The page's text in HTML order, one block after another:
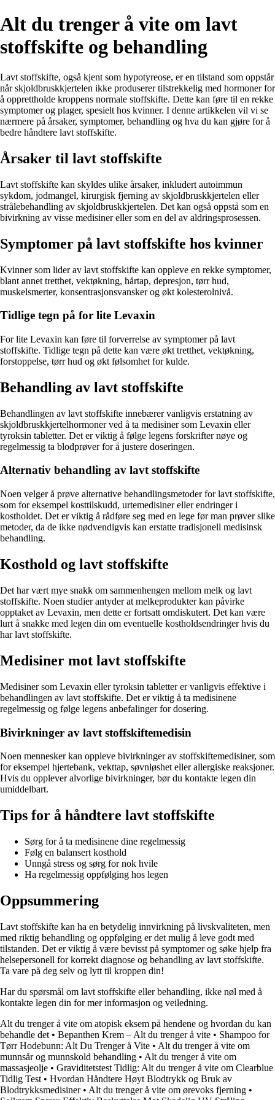
Alt du trenger å vite om lavt
stoffskifte og behandling
Lavt stoffskifte, også kjent som hypotyreose, er en tilstand som oppstår
når skjoldbruskkjertelen ikke produserer tilstrekkelig med hormoner for
å opprettholde kroppens normale stoffskifte. Dette kan føre til en rekke
symptomer og plager, spesielt hos kvinner. I denne artikkelen vil vi se
nærmere på årsaker, symptomer, behandling og hva du kan gjøre for å
bedre håndtere lavt stoffskifte.
Årsaker til lavt stoffskifte
Lavt stoffskifte kan skyldes ulike årsaker, inkludert autoimmun
sykdom, jodmangel, kirurgisk fjerning av skjoldbruskkjertelen eller
strålebehandling av skjoldbruskkjertelen. Det kan også oppstå som en
bivirkning av visse medisiner eller som en del av aldringsprosessen.
Symptomer på lavt stoffskifte hos kvinner
Kvinner som lider av lavt stoffskifte kan oppleve en rekke symptomer,
blant annet tretthet, vektøkning, hårtap, depresjon, tørr hud,
muskelsmerter, konsentrasjonsvansker og økt kolesterolnivå.
Tidlige tegn på for lite Levaxin
For lite Levaxin kan føre til forverrelse av symptomer på lavt
stoffskifte. Tidlige tegn på dette kan være økt tretthet, vektøkning,
forstoppelse, tørr hud og økt følsomhet for kulde.
Behandling av lavt stoffskifte
Behandlingen av lavt stoffskifte innebærer vanligvis erstatning av
skjoldbruskkjertelhormoner ved å ta medisiner som Levaxin eller
tyroksin tabletter. Det er viktig å følge legens forskrifter nøye og
regelmessig ta blodprøver for å justere doseringen.
Alternativ behandling av lavt stoffskifte
Noen velger å prøve alternative behandlingsmetoder for lavt stoffskifte,
som for eksempel kosttilskudd, urtemedisiner eller endringer i
kostholdet. Det er viktig å rådføre seg med en lege før man prøver slike
metoder, da de ikke nødvendigvis kan erstatte tradisjonell medisinsk
behandling.
Kosthold og lavt stoffskifte
Det har vært mye snakk om sammenhengen mellom melk og lavt
stoffskifte. Noen studier antyder at melkeprodukter kan påvirke
opptaket av Levaxin, men dette er fortsatt omdiskutert. Det kan være
lurt å snakke med legen din om eventuelle kostholdsendringer hvis du
har lavt stoffskifte.
Medisiner mot lavt stoffskifte
Medisiner som Levaxin eller tyroksin tabletter er vanligvis effektive i
behandlingen av lavt stoffskifte. Det er viktig å ta medisinene
regelmessig og følge legens anbefalinger for dosering.
Bivirkninger av lavt stoffskiftemedisin
Noen mennesker kan oppleve bivirkninger av stoffskiftemedisiner, som
for eksempel hjertebank, vekttap, søvnløshet eller allergiske reaksjoner.
Hvis du opplever alvorlige bivirkninger, bør du kontakte legen din
umiddelbart.
Tips for å håndtere lavt stoffskifte
Sørg for å ta medisinene dine regelmessig
Følg en balansert kosthold
Unngå stress og sørg for nok hvile
Ha regelmessig oppfølging hos legen
Oppsummering
Lavt stoffskifte kan ha en betydelig innvirkning på livskvaliteten, men
med riktig behandling og oppfølging er det mulig å leve godt med
tilstanden. Det er viktig å være bevisst på symptomer og søke hjelp fra
helsepersonell for korrekt diagnose og behandling av lavt stoffskifte.
Ta vare på deg selv og lytt til kroppen din!
Har du spørsmål om lavt stoffskifte eller behandling, ikke nøl med å
kontakte legen din for mer informasjon og veiledning.
Alt du trenger å vite om atopisk eksem på hendene og hvordan du kan
behandle det • Bepanthen Krem – Alt du trenger å vite • Shampoo for
Tørr Hodebunn: Alt Du Trenger å Vite • Alt du trenger å vite om
munnsår og munnskold behandling • Alt du trenger å vite om
massasjeolje • Graviditetstest Tidlig: Alt du trenger å vite om Clearblue
Tidlig Test • Hvordan Håndtere Høyt Blodtrykk og Bruk av
Blodtrykksmedisiner• Alt du trenger å vite om ørevoks fjerning •